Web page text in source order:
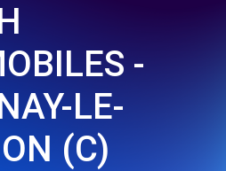
-
LE-
(C)